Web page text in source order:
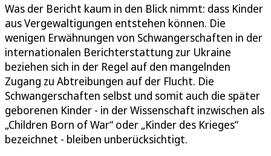
Was der Bericht kaum in den Blick nimmt: dass Kinder
aus Vergewaltigungen entstehen können. Die
wenigen Erwähnungen von Schwangerschaften in der
internationalen Berichterstattung zur Ukraine
beziehen sich in der Regel auf den mangelnden
Zugang zu Abtreibungen auf der Flucht. Die
Schwangerschaften selbst und somit auch die später
geborenen Kinder - in der Wissenschaft inzwischen als
„Children Born of War“ oder „Kinder des Krieges“
bezeichnet - bleiben unberücksichtigt.